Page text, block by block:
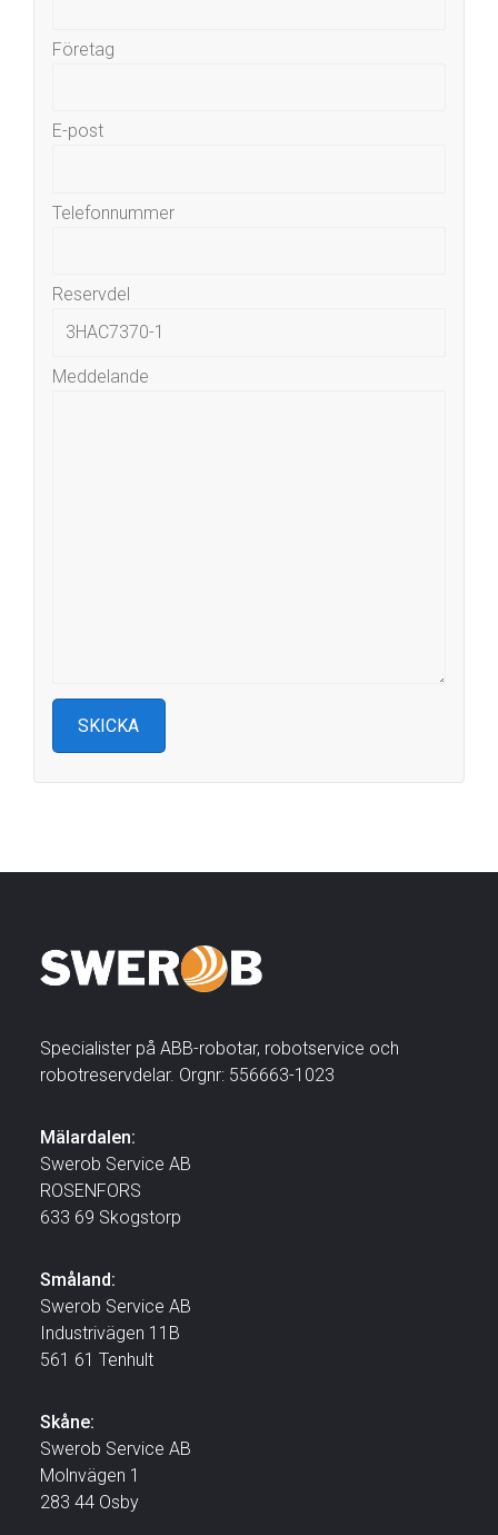
Företag
E-post
Telefonnummer
Reservdel
Meddelande
Specialister på ABB-robotar, robotservice och
robotreservdelar. Orgnr: 556663-1023
Mälardalen:
Swerob Service AB
ROSENFORS
633 69 Skogstorp
Småland:
Swerob Service AB
Industrivägen 11B
561 61 Tenhult
Skåne:
Swerob Service AB
Molnvägen 1
283 44 Osby